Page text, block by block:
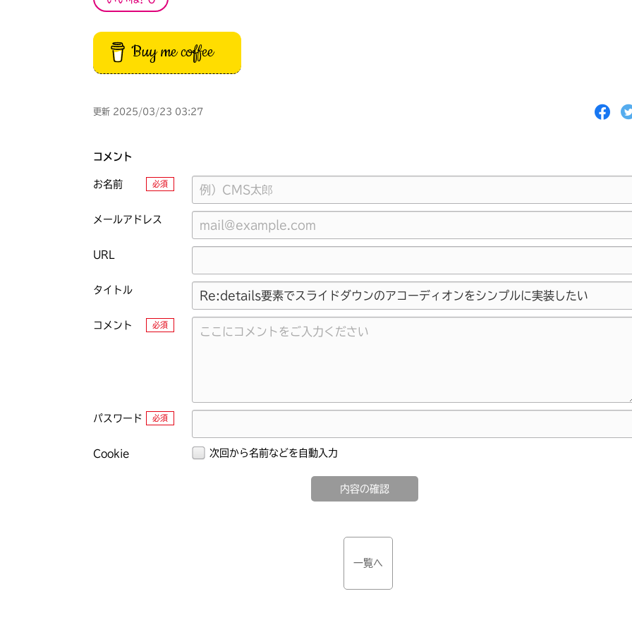
Buy me coffee
更新 2025/03/23 03:27
F
b
o
で
る
コメント
お名前 必須
メールアドレス
URL
タイトル
コメント 必須
パスワード 必須
Cookie 次回から名前などを自動入力
一覧へ